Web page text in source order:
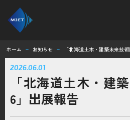
ホーム remove お知らせ remove 「北海道土木・建築未来技術
2026.06.01
「北海道土木・建
6」出展報告
ホーム
MTシリーズ